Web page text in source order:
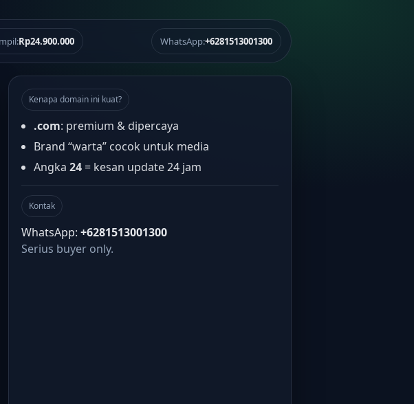
Rp24.900.000 WhatsApp:+6281513001300
Kenapa domain ini kuat?
.com: premium & dipercaya
Brand “warta” cocok untuk media
Angka 24= kesan update 24 jam
Kontak
WhatsApp: +6281513001300
Serius buyer only.